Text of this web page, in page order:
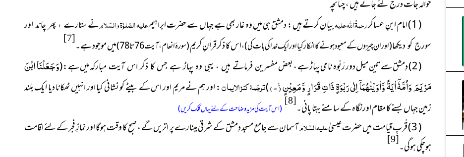
حوالہ جات درج کئے جاتے ہیں ، چنانچہ
( 1 ) امام ابنِ عساکر
رحمۃُ اللہ علیہبیان کرتے ہیں : دمشق ہی میں وہ غار بھی ہے جہاں سے حضرت ابراہیمعلیہ الصّلوٰۃ و السّلامنےستارے ، پھر چاند اور
سورج کو دیکھا( اور ان چیزوں کے معبود ہونےکا انکار کیا اور ایک خدا کی بات کی ) ،اس کا ذکرقراٰنِ کریم( سورۂ انعام ، آیت 76تا78 ) میں موجود ہے۔[7]
( 2 ) دِمشق سے تین میل دور رَبْوہ نامی پہاڑ ہے ، بعض مفسرین فرماتے ہیں ، یہی وہ پہاڑ ہے جس کا ذکر اس آیت مبارکہمیں ہے :)وَجَعَلْنَا ابْنَ
مَرْیَمَ وَاُمَّهٗۤ اٰیَةً وَّاٰوَیْنٰهُمَاۤ اِلٰى رَبْوَةٍ ذَاتِ قَرَارٍ وَّمَعِیْنٍ۠ ( ۵۰ ) (ترجَمۂ کنز الایمان: اور ہم نے مریم اور اس کے بیٹے کو نشانی کیا اور انہیں ٹھکانا دیا ایک بلند
زمین جہاں بسنے کا مقام اور نگاہ کے سامنے بہتا پانی۔[8]
(اس آیت کی مزید وضاحت کے لئے یہاں کلک کریں)
( 3 ) قُربِ قیامت میں حضرت عیسیٰ علیہ السّلامآسمان سے جامع مسجد دِمشق کے شرقی مینارے پر اتریں گے ، صبح کا وقت ہوگا اور نمازِ فجر کے لئے اقامت
ہوچکی ہوگی۔[9]